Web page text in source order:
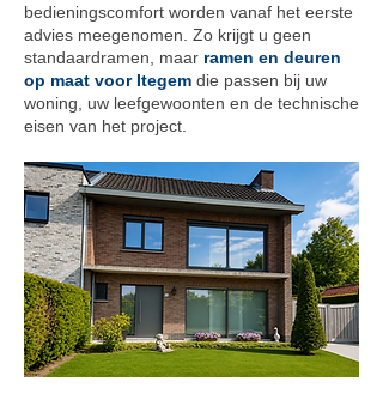
bedieningscomfort worden vanaf het eerste
advies meegenomen. Zo krijgt u geen
standaardramen, maar ramen en deuren
op maat voor Itegem die passen bij uw
woning, uw leefgewoonten en de technische
eisen van het project.